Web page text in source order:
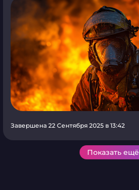
Завершена 22 Сентября 2025 в 13:42
Показать ещё